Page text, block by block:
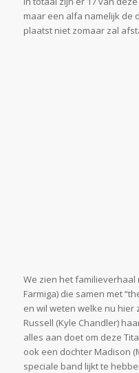
maar een alfa namelijk de
plaatst niet zomaar zal
We zien het familieverhaal
Farmiga) die samen met
en wil weten welke nu hier
Russell (Kyle Chandler)
alles aan doet om deze
ook een dochter Madison
speciale band lijkt te